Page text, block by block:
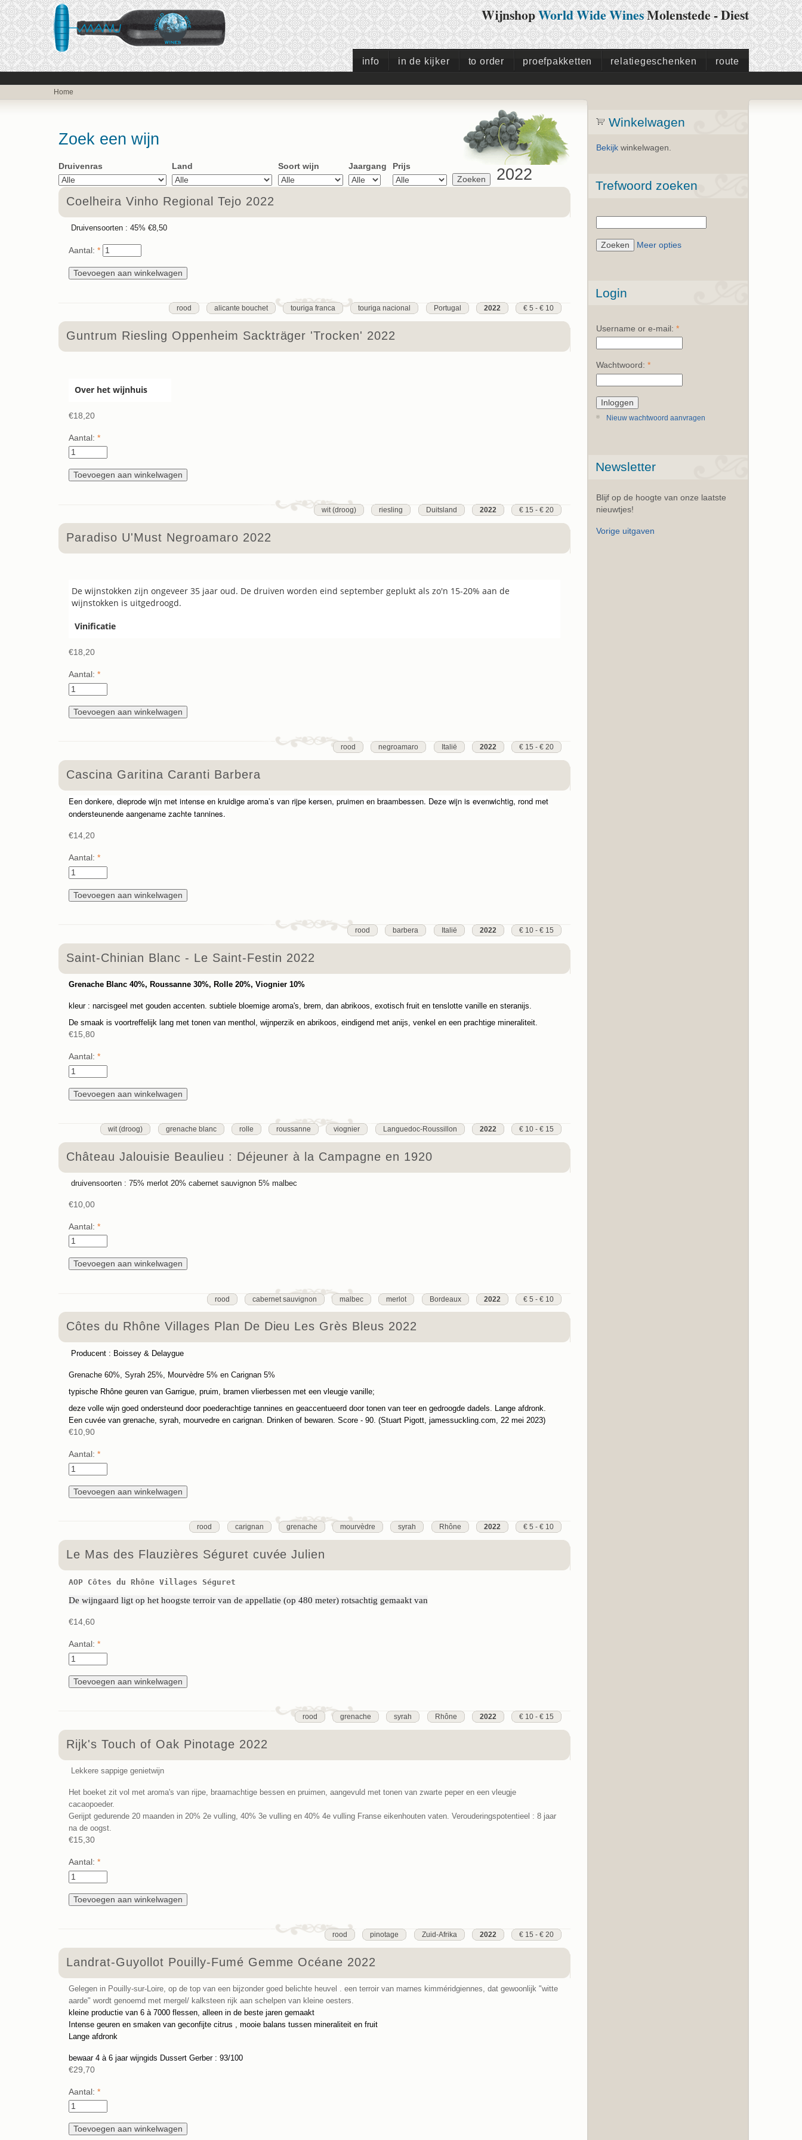
WijnshopWorld Wide WinesMolenstede - Diest
info in de kijker to order proefpakketten relatiegeschenken route
Home
Zoek een wijn
Druivenras Land Soort wijn Jaargang Prijs 2022
Coelheira Vinho Regional Tejo 2022
Druivensoorten : 45% €8,50
Aantal: *
rood alicante bouchet touriga franca touriga nacional Portugal 2022 € 5 - € 10
Guntrum Riesling Oppenheim Sackträger 'Trocken' 2022
Over het wijnhuis
€18,20
Aantal: *
wit (droog) riesling Duitsland 2022 € 15 - € 20
Paradiso U'Must Negroamaro 2022
De wijnstokken zijn ongeveer 35 jaar oud. De druiven worden eind september geplukt als zo'n 15-20% aan de
wijnstokken is uitgedroogd.
Vinificatie
€18,20
Aantal: *
rood negroamaro Italië 2022 € 15 - € 20
Cascina Garitina Caranti Barbera
Een donkere, dieprode wijn met intense en kruidige aroma’s van rijpe kersen, pruimen en braambessen. Deze wijn is evenwichtig, rond met
ondersteunende aangename zachte tannines.
€14,20
Aantal: *
rood barbera Italië 2022 € 10 - € 15
Saint-Chinian Blanc - Le Saint-Festin 2022
Grenache Blanc 40%, Roussanne 30%, Rolle 20%, Viognier 10%
kleur : narcisgeel met gouden accenten. subtiele bloemige aroma's, brem, dan abrikoos, exotisch fruit en tenslotte vanille en steranijs.
De smaak is voortreffelijk lang met tonen van menthol, wijnperzik en abrikoos, eindigend met anijs, venkel en een prachtige mineraliteit.
€15,80
Aantal: *
wit (droog) grenache blanc rolle roussanne viognier Languedoc-Roussillon 2022 € 10 - € 15
Château Jalouisie Beaulieu : Déjeuner à la Campagne en 1920
druivensoorten : 75% merlot 20% cabernet sauvignon 5% malbec
€10,00
Aantal: *
rood cabernet sauvignon malbec merlot Bordeaux 2022 € 5 - € 10
Côtes du Rhône Villages Plan De Dieu Les Grès Bleus 2022
Producent : Boissey & Delaygue
Grenache 60%, Syrah 25%, Mourvèdre 5% en Carignan 5%
typische Rhône geuren van Garrigue, pruim, bramen vlierbessen met een vleugje vanille;
deze volle wijn goed ondersteund door poederachtige tannines en geaccentueerd door tonen van teer en gedroogde dadels. Lange afdronk.
Een cuvée van grenache, syrah, mourvedre en carignan. Drinken of bewaren. Score - 90. (Stuart Pigott, jamessuckling.com, 22 mei 2023)
€10,90
Aantal: *
rood carignan grenache mourvèdre syrah Rhône 2022 € 5 - € 10
Le Mas des Flauzières Séguret cuvée Julien
AOP Côtes du Rhône Villages Séguret
De wijngaard ligt op het hoogste terroir van de appellatie (op 480 meter) rotsachtig gemaakt van
€14,60
Aantal: *
rood grenache syrah Rhône 2022 € 10 - € 15
Rijk's Touch of Oak Pinotage 2022
Lekkere sappige genietwijn
Het boeket zit vol met aroma's van rijpe, braamachtige bessen en pruimen, aangevuld met tonen van zwarte peper en een vleugje
cacaopoeder.
Gerijpt gedurende 20 maanden in 20% 2e vulling, 40% 3e vulling en 40% 4e vulling Franse eikenhouten vaten. Verouderingspotentieel : 8 jaar
na de oogst.
€15,30
Aantal: *
rood pinotage Zuid-Afrika 2022 € 15 - € 20
Landrat-Guyollot Pouilly-Fumé Gemme Océane 2022
Gelegen in Pouilly-sur-Loire, op de top van een bijzonder goed belichte heuvel . een terroir van marnes kimméridgiennes, dat gewoonlijk "witte
aarde" wordt genoemd met mergel/ kalksteen rijk aan schelpen van kleine oesters.
kleine productie van 6 à 7000 flessen, alleen in de beste jaren gemaakt
Intense geuren en smaken van geconfijte citrus , mooie balans tussen mineraliteit en fruit
Lange afdronk
bewaar 4 à 6 jaar wijngids Dussert Gerber : 93/100
€29,70
Aantal: *
Winkelwagen
Bekijk winkelwagen.
Trefwoord zoeken
Meer opties
Login
Username or e-mail:*
Wachtwoord:*
Nieuw wachtwoord aanvragen
Newsletter
Blijf op de hoogte van onze laatste
nieuwtjes!
Vorige uitgaven